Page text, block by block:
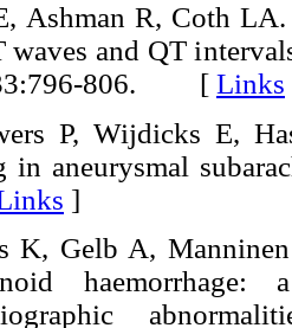
Ashman R, Coth
and QT
806. [ Links
P, Wijdicks E,
in aneurysmal
]
K, Gelb A,